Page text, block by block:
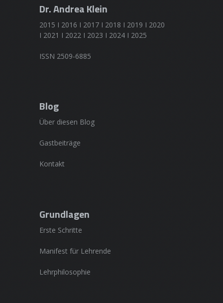
Dr. Andrea Klein
2015 I 2016 I 2017 I 2018 I 2019 I 2020
I 2021 I 2022 I 2023 I 2024 I 2025
ISSN 2509-6885
Blog
Über diesen Blog
Gastbeiträge
Kontakt
Grundlagen
Erste Schritte
Manifest für Lehrende
Lehrphilosophie